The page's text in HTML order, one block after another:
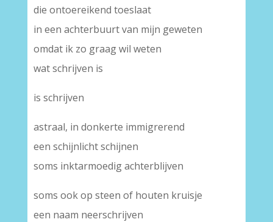
die ontoereikend toeslaat
in een achterbuurt van mijn geweten
omdat ik zo graag wil weten
wat schrijven is
is schrijven
astraal, in donkerte immigrerend
een schijnlicht schijnen
soms inktarmoedig achterblijven
soms ook op steen of houten kruisje
een naam neerschrijven